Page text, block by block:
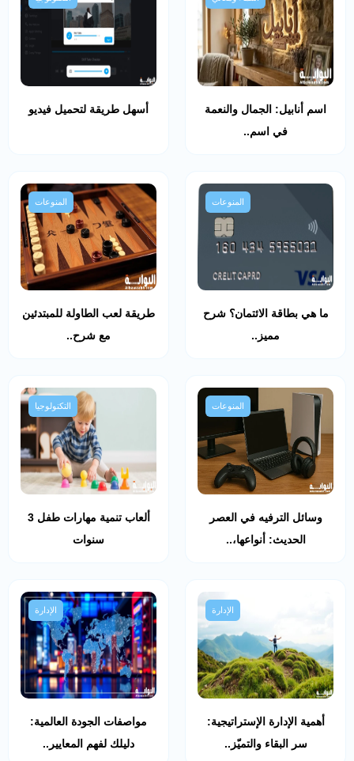
اسم أنابيل: الجمال والنعمة
في اسم..
أسهل طريقة لتحميل فيديو
المنوعات
ما هي بطاقة الائتمان؟ شرح
مميز..
المنوعات
طريقة لعب الطاولة للمبتدئين
مع شرح..
المنوعات
وسائل الترفيه في العصر
الحديث: أنواعها،..
التكنولوجيا
ألعاب تنمية مهارات طفل 3
سنوات
الإدارة
أهمية الإدارة الإستراتيجية:
سر البقاء والتميّز..
الإدارة
مواصفات الجودة العالمية:
دليلك لفهم المعايير..